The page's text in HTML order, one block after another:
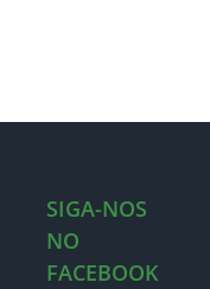
SIGA-NOS
NO
FACEBOOK